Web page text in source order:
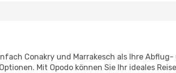
Conakry und Marrakesch als Ihre
Mit Opodo können Sie Ihr ideales